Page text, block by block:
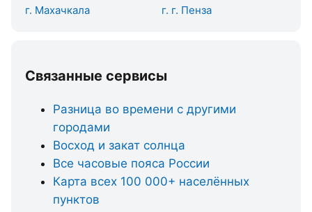
г. Махачкала г. г. Пенза
Связанные сервисы
Разница во времени с другими
городами
Восход и закат солнца
Все часовые пояса России
Карта всех 100 000+ населённых
пунктов